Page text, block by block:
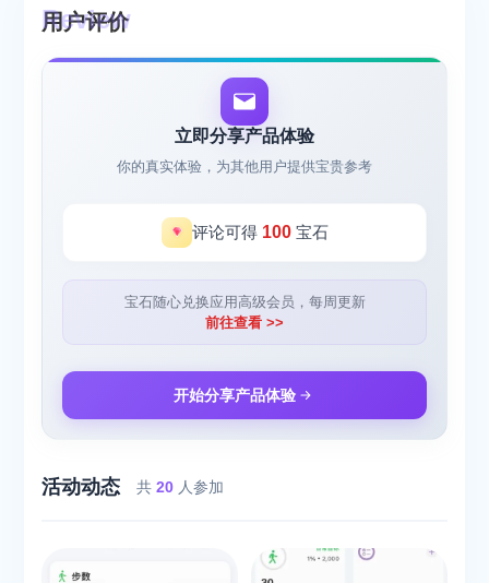
用户评价
立即分享产品体验
你的真实体验，为其他用户提供宝贵参考
评论可得 100宝石
宝石随心兑换应用高级会员，每周更新
前往查看 >>
开始分享产品体验
活动动态 共20 人参加